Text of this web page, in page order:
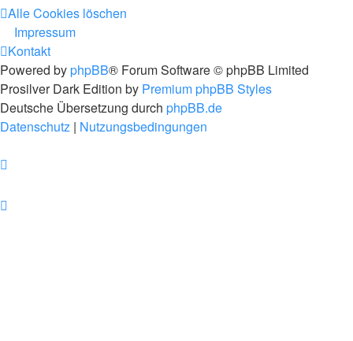
Alle Cookies löschen
Impressum
Kontakt
Powered byphpBB® Forum Software © phpBB Limited
Prosilver Dark Edition by Premium phpBB Styles
Deutsche Übersetzung durch phpBB.de
Datenschutz | Nutzungsbedingungen